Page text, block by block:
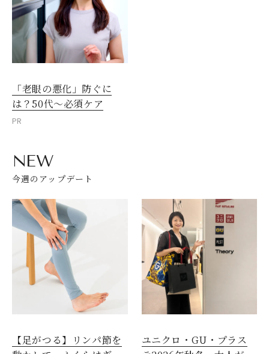
「老眼の悪化」防ぐに
は？50代～必須ケア
PR
NEW
今週のアップデート
【足がつる】リンパ節を
ユニクロ・GU・プラス